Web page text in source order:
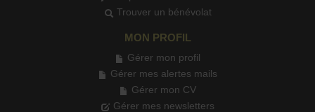
Trouver un bénévolat
MON PROFIL
Gérer mon profil
Gérer mes alertes mails
Gérer mon CV
Gérer mes newsletters